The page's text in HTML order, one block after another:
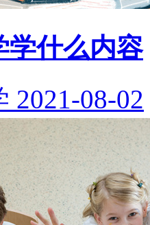
学什么内容
2021-08-02